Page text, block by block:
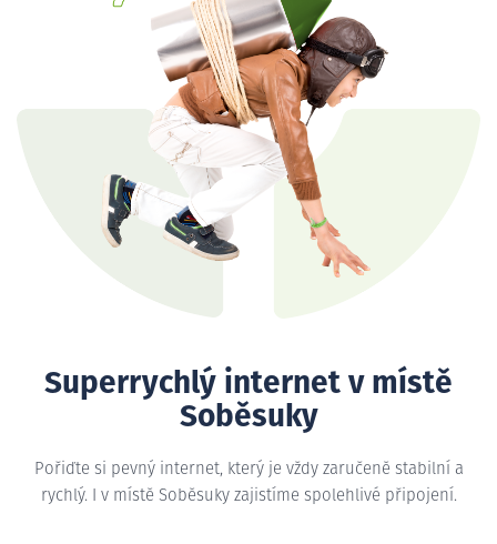
Superrychlý internet v místě
Soběsuky
Pořiďte si pevný internet, který je vždy zaručeně stabilní a
rychlý. I v místě Soběsuky zajistíme spolehlivé připojení.